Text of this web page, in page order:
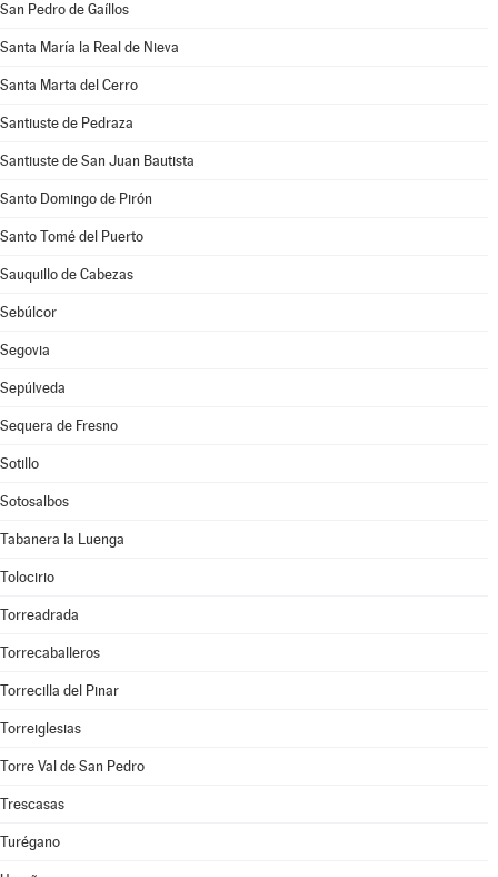
San Pedro de Gaíllos
Santa María la Real de Nieva
Santa Marta del Cerro
Santiuste de Pedraza
Santiuste de San Juan Bautista
Santo Domingo de Pirón
Santo Tomé del Puerto
Sauquillo de Cabezas
Sebúlcor
Segovia
Sepúlveda
Sequera de Fresno
Sotillo
Sotosalbos
Tabanera la Luenga
Tolocirio
Torreadrada
Torrecaballeros
Torrecilla del Pinar
Torreiglesias
Torre Val de San Pedro
Trescasas
Turégano